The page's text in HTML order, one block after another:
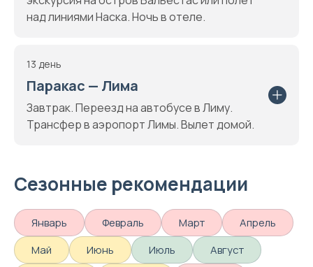
над линиями Наска. Ночь в отеле.
13 день
Паракас — Лима
Завтрак. Переезд на автобусе в Лиму.
Трансфер в аэропорт Лимы. Вылет домой.
Сезонные рекомендации
Январь Февраль Март
Апрель
Май
Июнь Июль
Август